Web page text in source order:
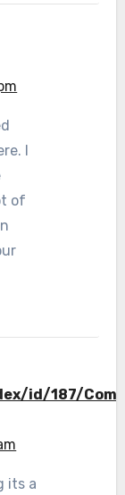
I
of
id/187/
its a